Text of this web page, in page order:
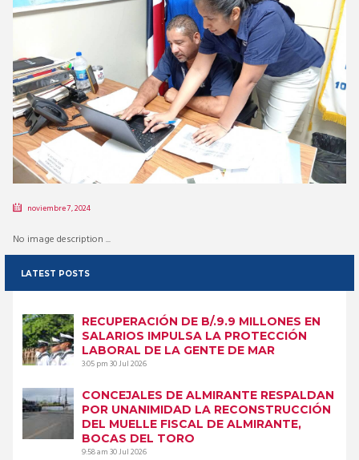
noviembre 7, 2024
No image description ...
LATEST POSTS
RECUPERACIÓN DE B/.9.9 MILLONES EN
SALARIOS IMPULSA LA PROTECCIÓN
LABORAL DE LA GENTE DE MAR
3:05 pm30 Jul 2026
CONCEJALES DE ALMIRANTE RESPALDAN
POR UNANIMIDAD LA RECONSTRUCCIÓN
DEL MUELLE FISCAL DE ALMIRANTE,
BOCAS DEL TORO
9:58 am30 Jul 2026